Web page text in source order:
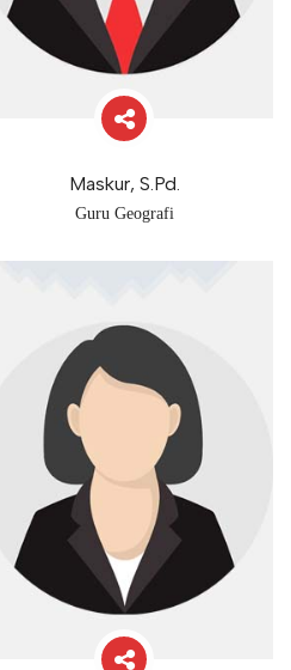
Maskur, S.Pd.
Guru Geografi